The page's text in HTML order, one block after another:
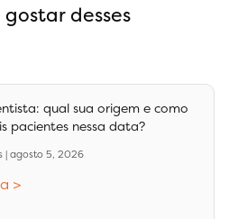
desses
qual sua origem e como
pacientes nessa data?
agosto 5, 2026
>